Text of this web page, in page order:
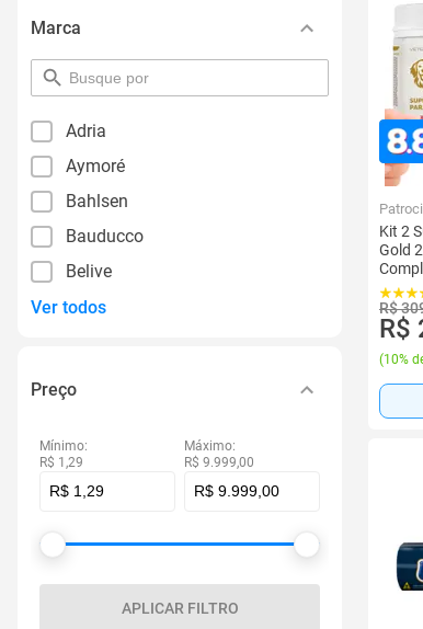
Marca
pesquisar
por
Adria
Aymoré
Bahlsen
Bauducco
Belive
Ver todos
Preço
Mínimo:
R$ 1,29
Máximo:
R$ 9.999,00
APLICAR FILTRO
Kit 2
Gold
R$
R$
(10%